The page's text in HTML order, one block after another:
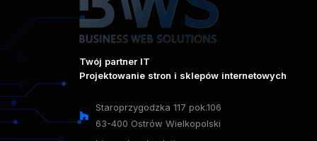
Twój partner IT
Projektowanie stron i sklepów internetowych
Staroprzygodzka 117 pok.106
63-400 Ostrów Wielkopolski